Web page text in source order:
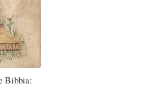
Bibbia: